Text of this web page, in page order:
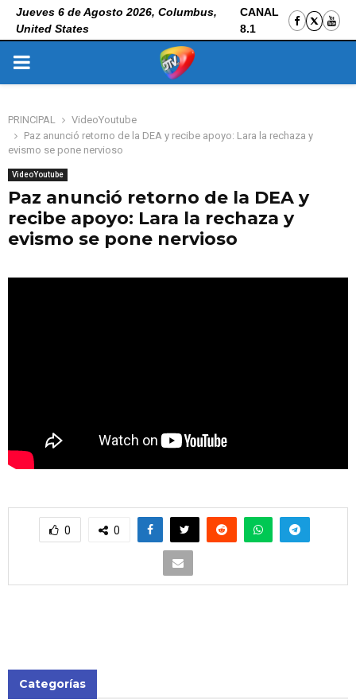
Jueves 6 de Agosto 2026, Columbus,
United States
CANAL
8.1
PRIMARY
PRINCIPAL
VideoYoutube
Paz anunció retorno de la DEA y recibe apoyo: Lara la rechaza y
evismo se pone nervioso
VideoYoutube
Paz anunció retorno de la DEA y
recibe apoyo: Lara la rechaza y
evismo se pone nervioso
0 0
Categorías